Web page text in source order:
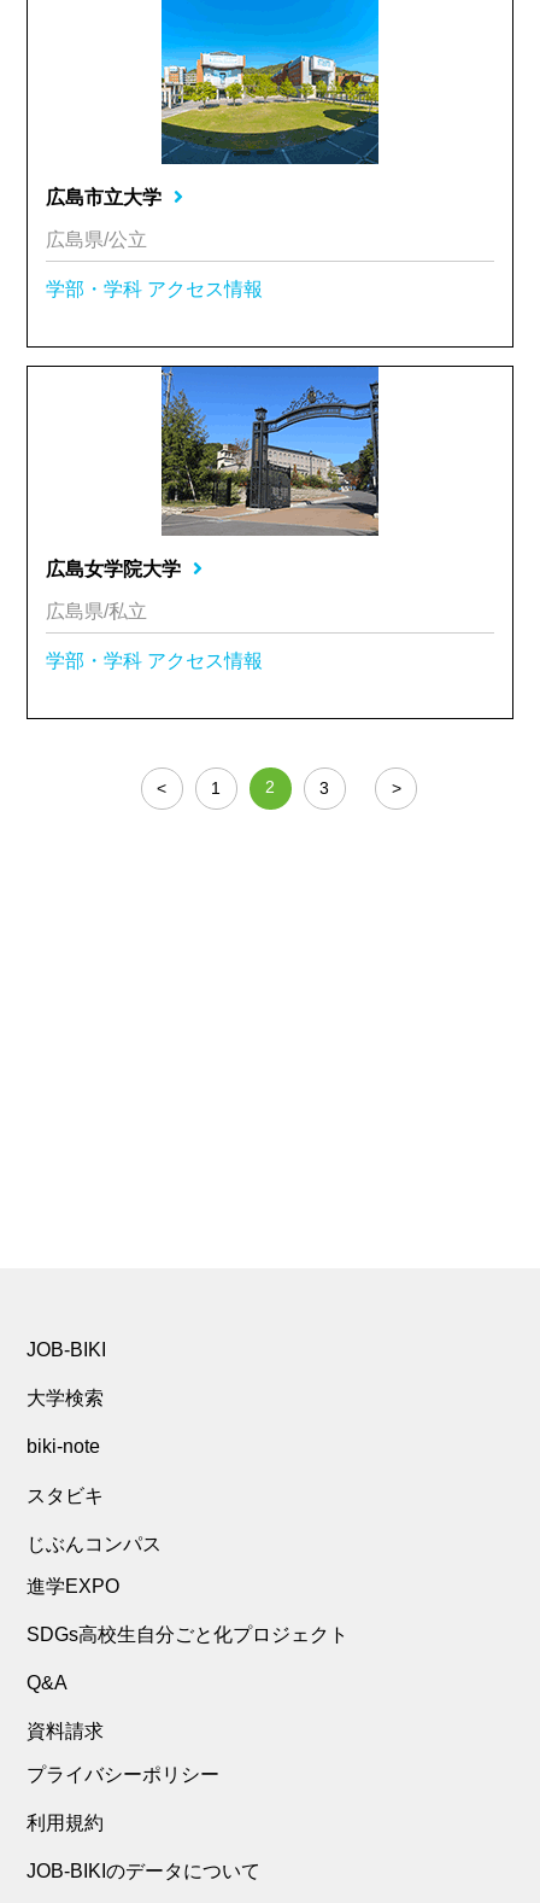
広島市立大学
広島県/公立
学部・学科 アクセス情報
広島女学院大学
広島県/私立
学部・学科 アクセス情報
< 1 2 3 >
JOB-BIKI
大学検索
biki-note
スタビキ
じぶんコンパス
進学EXPO
SDGs高校生自分ごと化プロジェクト
Q&A
資料請求
プライバシーポリシー
利用規約
JOB-BIKIのデータについて